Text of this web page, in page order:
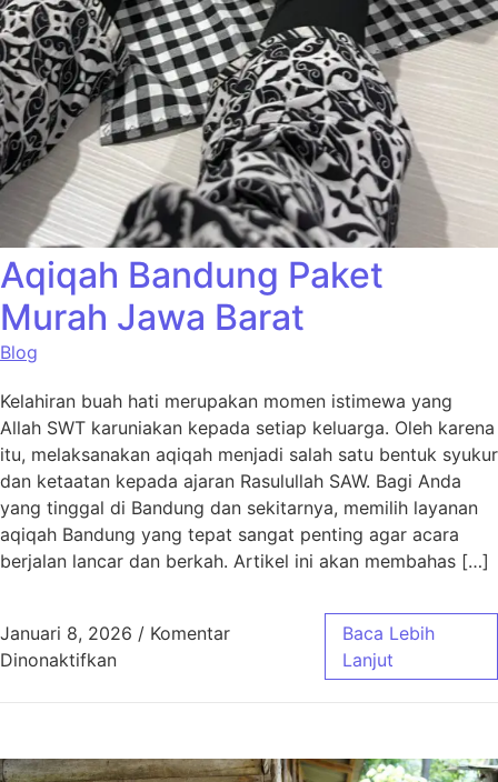
Aqiqah Bandung Paket
Murah Jawa Barat
Blog
Kelahiran buah hati merupakan momen istimewa yang
Allah SWT karuniakan kepada setiap keluarga. Oleh karena
itu, melaksanakan aqiqah menjadi salah satu bentuk syukur
dan ketaatan kepada ajaran Rasulullah SAW. Bagi Anda
yang tinggal di Bandung dan sekitarnya, memilih layanan
aqiqah Bandung yang tepat sangat penting agar acara
berjalan lancar dan berkah. Artikel ini akan membahas […]
Januari 8, 2026 / Komentar
Dinonaktifkanpada Aqiqah Bandung Paket Murah Jawa
Baca Lebih
Lanjut